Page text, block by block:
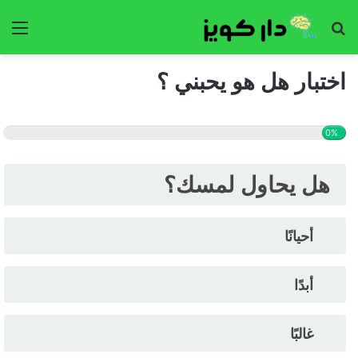
بحث
عن
اختبار هل هو يحبني ؟
0%
هل يحاول لمسك؟
أحيانًا
أبدًا
غالبًا